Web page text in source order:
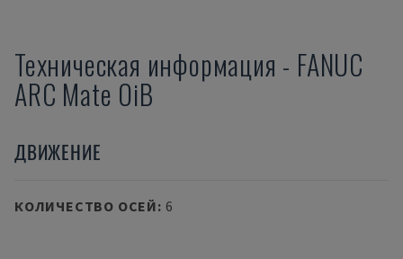
Техническая информация - FANUC
ARC Mate OiB
ДВИЖЕНИЕ
КОЛИЧЕСТВО ОСЕЙ: 6